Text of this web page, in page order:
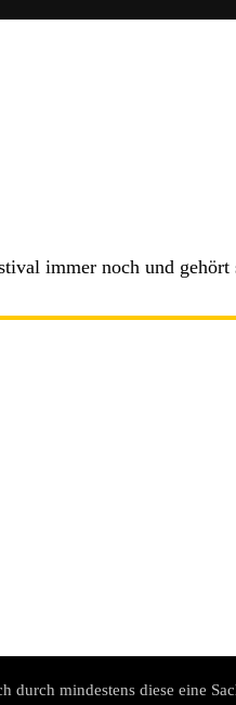
immer noch und
mindestens diese eine